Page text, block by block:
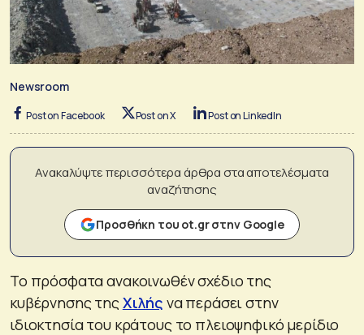
Newsroom
Post on Facebook Post on X Post on LinkedIn
Ανακαλύψτε περισσότερα άρθρα στα αποτελέσματα
αναζήτησης
Προσθήκη του ot.gr στην Google
Το πρόσφατα ανακοινωθέν σχέδιο της
κυβέρνησης τηςΧιλής να περάσει στην
ιδιοκτησία του κράτους το πλειοψηφικό μερίδιο